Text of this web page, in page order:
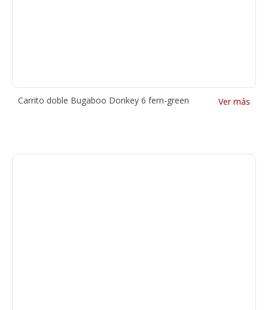
Carrito doble Bugaboo Donkey 6 fern-green Ver más